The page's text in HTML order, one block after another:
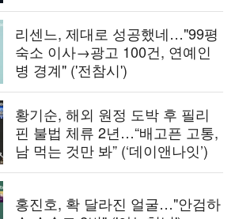
리센느, 제대로 성공했네…"99평
숙소 이사→광고 100건, 연예인
병 경계" ('전참시')
황기순, 해외 원정 도박 후 필리
핀 불법 체류 2년…“배고픈 고통,
남 먹는 것만 봐” (‘데이앤나잇’)
홍진호, 확 달라진 얼굴…"안검하